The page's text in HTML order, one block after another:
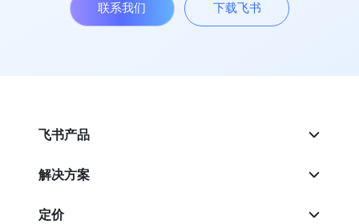
联系我们 下载飞书
飞书产品
解决方案
定价